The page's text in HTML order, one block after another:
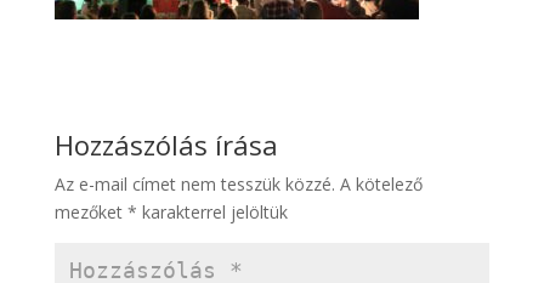
Hozzászólás írása
Az e-mail címet nem tesszük közzé. A kötelező
mezőket * karakterrel jelöltük